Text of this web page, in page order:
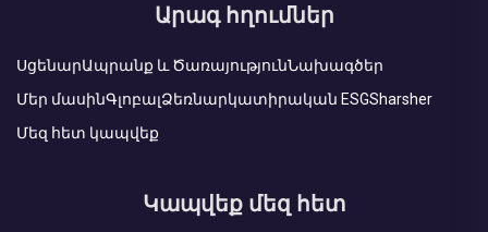
Արագ հղումներ
ՍցենարԱպրանք և ԾառայությունՆախագծեր
Մեր մասինԳլոբալՁեռնարկատիրական ESGSharsher
Մեզ հետ կապվեք
Կապվեք մեզ հետ